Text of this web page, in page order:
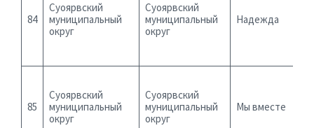
84
Суоярвский
муниципальный
округ
Суоярвский
муниципальный
округ
Надежда
85
Суоярвский
муниципальный
округ
Суоярвский
муниципальный
округ
Мы вместе